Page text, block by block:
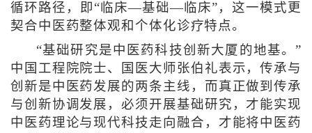
循环路径，即“临床—基础—临床”，这一模式更
契合中医药整体观和个体化诊疗特点。
“基础研究是中医药科技创新大厦的地基。”
中国工程院院士、国医大师张伯礼表示，传承与
创新是中医药发展的两条主线，而真正做到传承
与创新协调发展，必须开展基础研究，才能实现
中医药理论与现代科技走向融合，才能将中医药